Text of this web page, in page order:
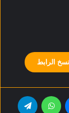
نسخ الرابط